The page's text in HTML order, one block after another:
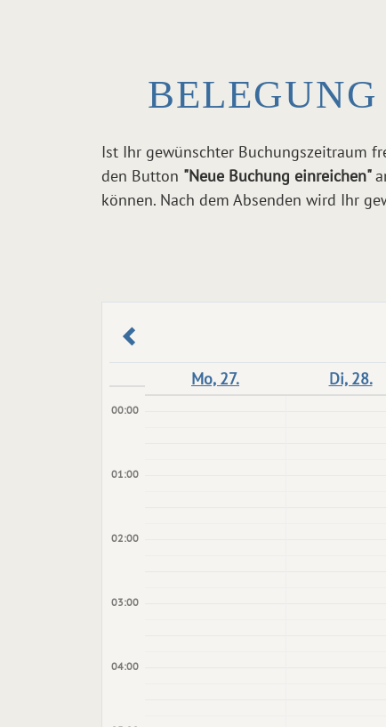
Ist Ihr gewünschter Buchungszeitraum
den Button "Neue Buchung einreichen"
können. Nach dem Absenden wird Ihr
Mo, 27. Di, 28.
00:00
01:00
02:00
03:00
04:00